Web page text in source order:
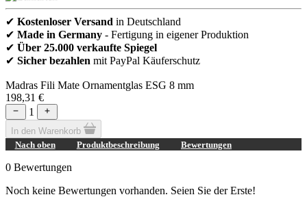
✔ Kostenloser Versand in Deutschland
✔ Made in Germany - Fertigung in eigener Produktion
✔ Über 25.000 verkaufte Spiegel
✔ Sicher bezahlen mit PayPal Käuferschutz
Madras Fili Mate Ornamentglas ESG 8 mm
198,31 €
1
In den Warenkorb
Nach oben Produktbeschreibung Bewertungen
0 Bewertungen
Noch keine Bewertungen vorhanden. Seien Sie der Erste!